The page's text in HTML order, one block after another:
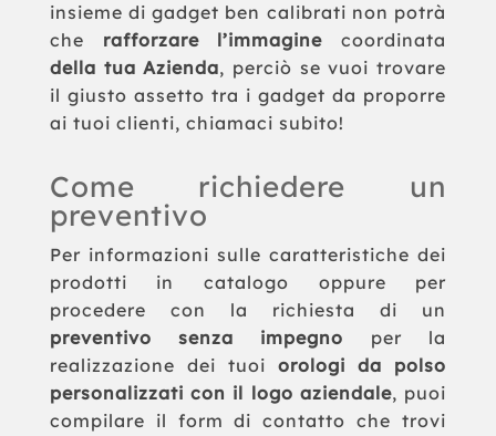
insieme di gadget ben calibrati non potrà
che rafforzare l’immagine coordinata
della tua Azienda, perciò se vuoi trovare
il giusto assetto tra i gadget da proporre
ai tuoi clienti, chiamaci subito!
Come richiedere un
preventivo
Per informazioni sulle caratteristiche dei
prodotti in catalogo oppure per
procedere con la richiesta di un
preventivo senza impegno per la
realizzazione dei tuoiorologi da polso
personalizzati con il logo aziendale, puoi
compilare il form di contatto che trovi